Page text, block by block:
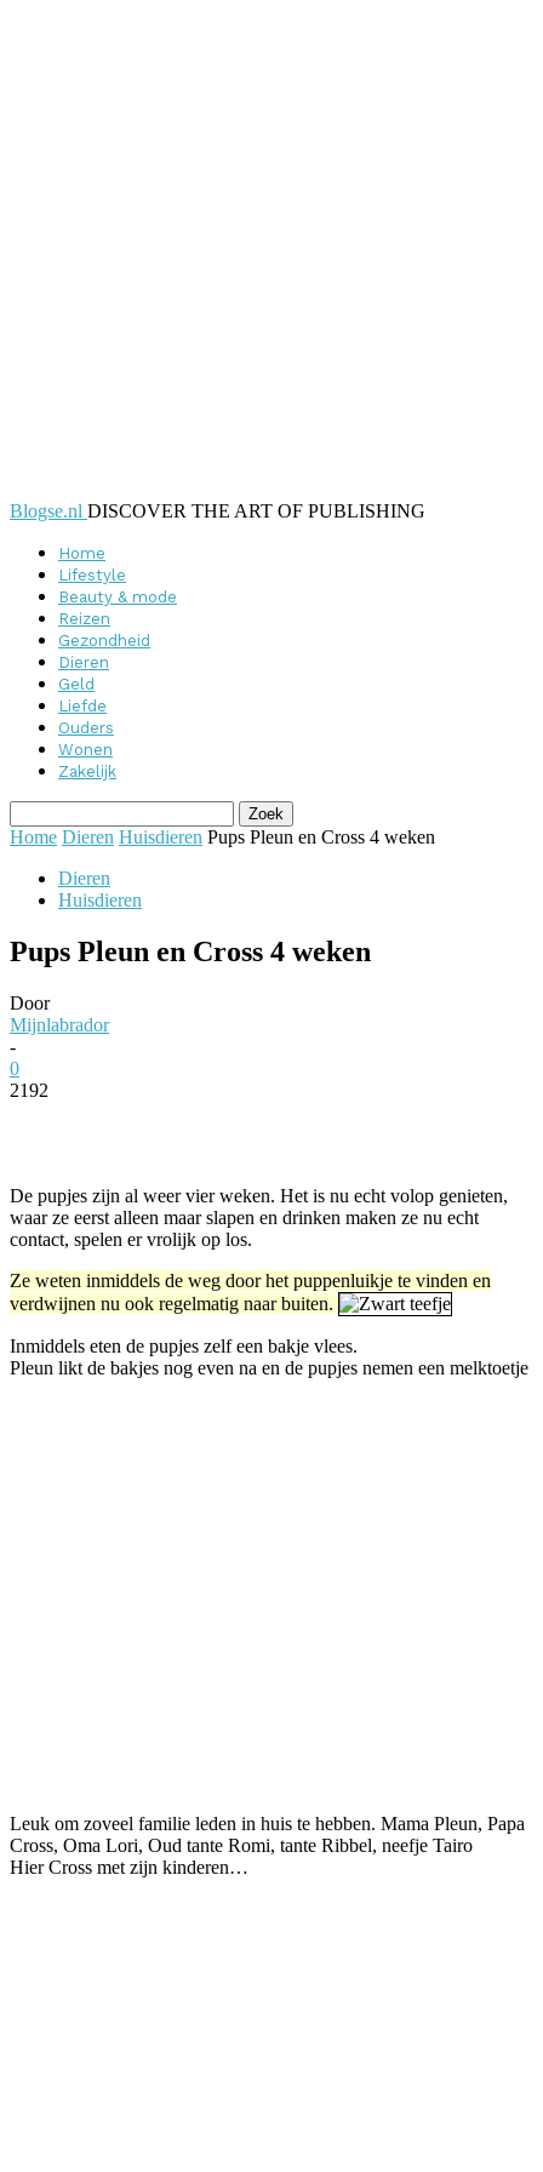
Blogse.nl DISCOVER THE ART OF PUBLISHING
Home
Lifestyle
Beauty & mode
Reizen
Gezondheid
Dieren
Geld
Liefde
Ouders
Wonen
Zakelijk
Home Dieren Huisdieren Pups Pleun en Cross 4 weken
Dieren
Huisdieren
Pups Pleun en Cross 4 weken
Door
Mijnlabrador
-
0
2192
De pupjes zijn al weer vier weken. Het is nu echt volop genieten,
waar ze eerst alleen maar slapen en drinken maken ze nu echt
contact, spelen er vrolijk op los.
Ze weten inmiddels de weg door het puppenluikje te vinden en
verdwijnen nu ook regelmatig naar buiten.
Inmiddels eten de pupjes zelf een bakje vlees.
Pleun likt de bakjes nog even na en de pupjes nemen een melktoetje
Leuk om zoveel familie leden in huis te hebben. Mama Pleun, Papa
Cross, Oma Lori, Oud tante Romi, tante Ribbel, neefje Tairo
Hier Cross met zijn kinderen…